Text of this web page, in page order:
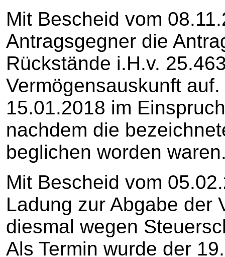
Mit Bescheid vom
Antragsgegner die
Rückstände i.H.v.
Vermögensauskunft
15.01.2018 im
nachdem die
beglichen worden
Mit Bescheid vom
Ladung zur Abgabe der
diesmal wegen
Als Termin wurde der